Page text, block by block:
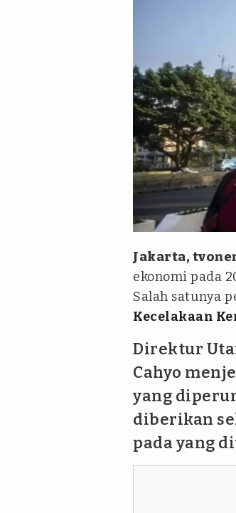
ANTARA
Jakarta,
ekonomi pada
Salah satunya
Kecelakaan
Direktur
Cahyo
yang
diberikan
pada yang